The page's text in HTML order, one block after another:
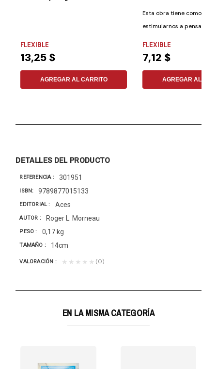
FLEXIBLE
13,25 $
AGREGAR AL CARRITO
Esta obra tiene como
estimularnos a pensar de
FLEXIBLE
7,12 $
AGREGAR AL
DETALLES DEL PRODUCTO
REFERENCIA 301951
ISBN 9789877015133
EDITORIAL Aces
AUTOR Roger L. Morneau
PESO 0,17 kg
TAMAÑO 14cm
VALORACIÓN ★★★★★ (0)
EN LA MISMA CATEGORÍA